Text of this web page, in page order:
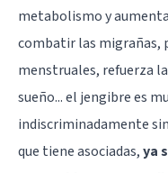
metabolismo y
combatir las migrañas,
menstruales, refuerza
sueño... el jengibre es
indiscriminadamente
que tiene asociadas,ya